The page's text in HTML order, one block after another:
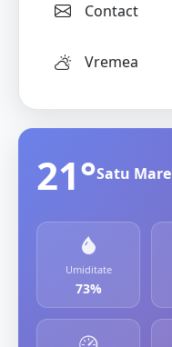
Contact
Vremea
21°Satu Mare
Umiditate
73%